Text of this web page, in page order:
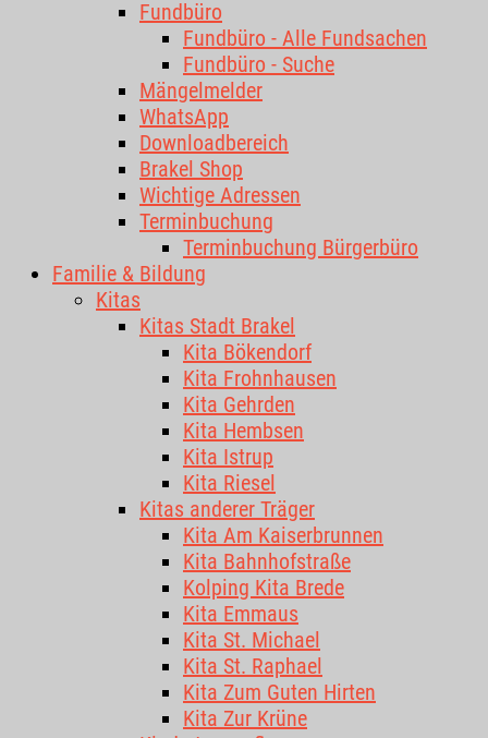
Fundbüro
Fundbüro - Alle Fundsachen
Fundbüro - Suche
Mängelmelder
WhatsApp
Downloadbereich
Brakel Shop
Wichtige Adressen
Terminbuchung
Terminbuchung Bürgerbüro
Familie & Bildung
Kitas
Kitas Stadt Brakel
Kita Bökendorf
Kita Frohnhausen
Kita Gehrden
Kita Hembsen
Kita Istrup
Kita Riesel
Kitas anderer Träger
Kita Am Kaiserbrunnen
Kita Bahnhofstraße
Kolping Kita Brede
Kita Emmaus
Kita St. Michael
Kita St. Raphael
Kita Zum Guten Hirten
Kita Zur Krüne